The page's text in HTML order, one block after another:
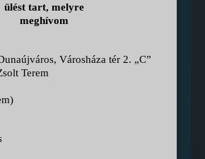
ülést tart, melyre
meghívom
Városháza tér 2. „C”
Terem